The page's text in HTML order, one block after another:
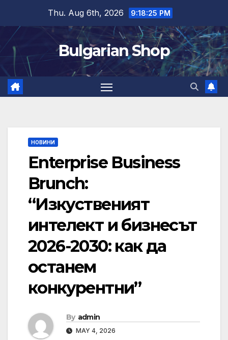
content
Thu. Aug 6th, 2026 9:18:25 PM
Bulgarian Shop
НОВИНИ
Enterprise Business
Brunch:
“Изкуственият
интелект и бизнесът
2026-2030: как да
останем
конкурентни”
By admin
MAY 4, 2026